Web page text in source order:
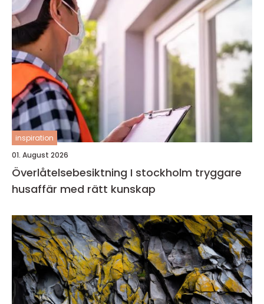
inspiration
01. August 2026
Överlåtelsebesiktning I stockholm tryggare
husaffär med rätt kunskap